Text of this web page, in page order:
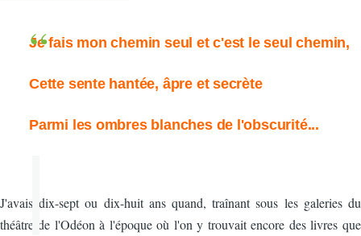
Je fais mon chemin seul et c'est le seul chemin,
Cette sente hantée, âpre et secrète
Parmi les ombres blanches de l'obscurité...
J'avais dix-sept ou dix-huit ans quand, traînant sous les galeries du
théâtre de l'Odéon à l'époque où l'on y trouvait encore des livres que